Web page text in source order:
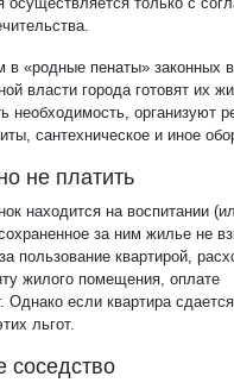
в «родные пенаты» законных
власти города готовят их
необходимость, организуют
сантехническое и иное
не платить
находится на воспитании
за ним жилье не
пользование квартирой,
жилого помещения, оплате
Однако если квартира
льгот.
соседство